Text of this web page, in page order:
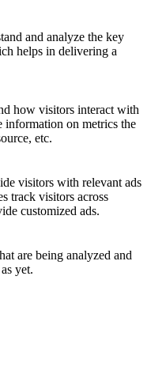
and analyze the key
helps in delivering a
how visitors interact with
information on metrics the
etc.
visitors with relevant ads
track visitors across
customized ads.
are being analyzed and
yet.